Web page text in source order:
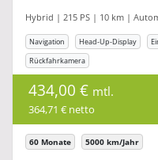
Hybrid | 215 PS | 10 km |
Navigation Head-Up-Display
Rückfahrkamera
434,00 € mtl.
364,71 € netto
60 Monate 5000 km/Jahr